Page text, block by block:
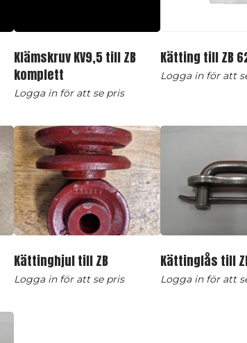
Klämskruv KV9,5 till ZB
komplett
Logga in för att se pris
Kätting till ZB
Logga in för att
Kättinghjul till ZB
Logga in för att se pris
Kättinglås till
Logga in för att